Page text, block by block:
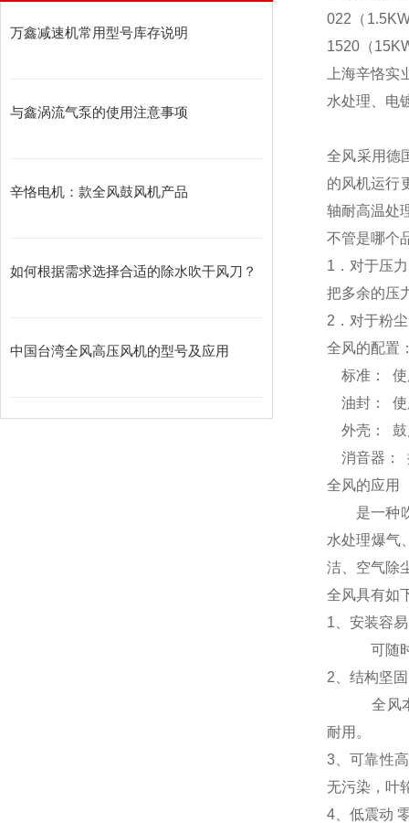
万鑫减速机常用型号库存说明
与鑫涡流气泵的使用注意事项
辛恪电机：款全风鼓风机产品
如何根据需求选择合适的除水吹干风刀？
中国台湾全风高压风机的型号及应用
022（
1520（
上海辛恪
水处理、电
全风采用德
的风机运行
轴耐高温处
不管是哪个
1．对于压
把多余的压
2．对于粉
全风的配置
标准： 使
油封： 使
外壳： 鼓
消音器：
全风的应用
是一种吹
水处理爆气
洁、空气除
全风具有
1、安装容
可随时安
2、结构坚
全风本体
耐用。
3、可靠性
无污染，叶
4、低震动